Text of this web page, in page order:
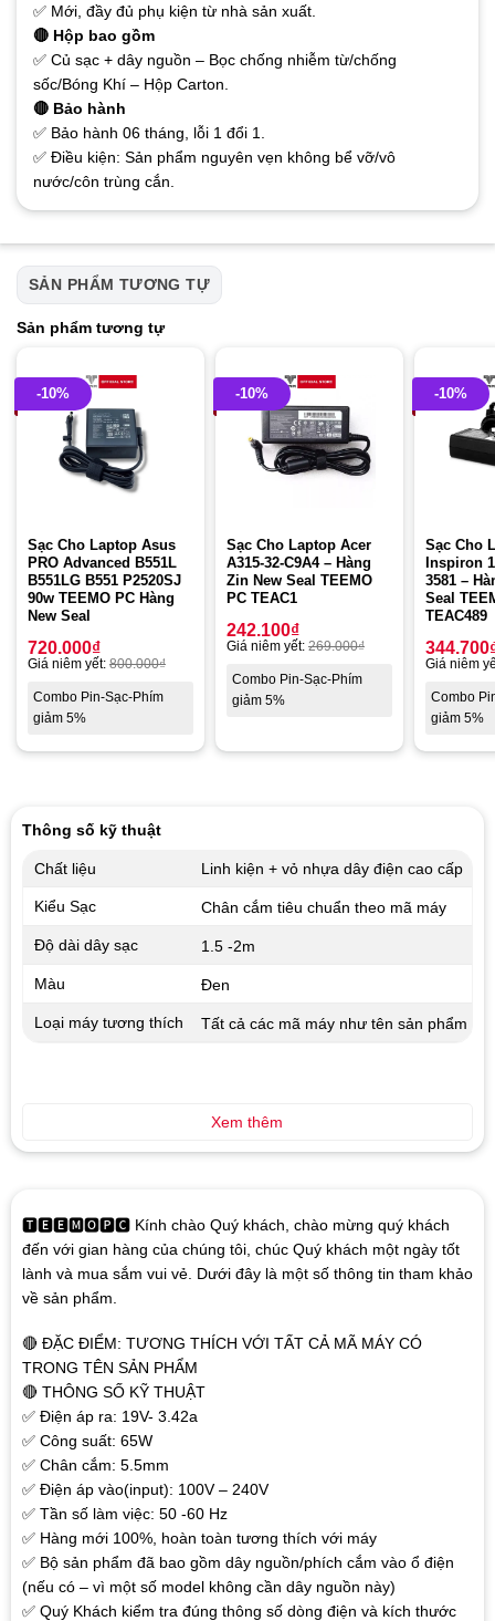
✅ Mới, đầy đủ phụ kiện từ nhà sản xuất.
🔴 Hộp bao gồm
✅ Củ sạc + dây nguồn – Bọc chống nhiễm từ/chống
sốc/Bóng Khí – Hộp Carton.
🔴 Bảo hành
✅ Bảo hành 06 tháng, lỗi 1 đổi 1.
✅ Điều kiện: Sản phẩm nguyên vẹn không bể vỡ/vô
nước/côn trùng cắn.
SẢN PHẨM TƯƠNG TỰ
Sản phẩm tương tự
-10%
Sạc Cho Laptop Asus
PRO Advanced B551L
B551LG B551 P2520SJ
90w TEEMO PC Hàng
New Seal
720.000₫
Giá niêm yết: 800.000₫
Combo Pin-Sạc-Phím
giảm 5%
-10%
Sạc Cho Laptop Acer
A315-32-C9A4 – Hàng
Zin New Seal TEEMO
PC TEAC1
242.100₫
Giá niêm yết: 269.000₫
Combo Pin-Sạc-Phím
giảm 5%
-10%
Sạc Cho
Inspiron
3581 –
Seal
TEAC489
344.700
Giá niêm
Combo
giảm 5%
🆃🅴🅴🅼🅾🅿🅲 Kính chào Quý khách, chào mừng quý khách
đến với gian hàng của chúng tôi, chúc Quý khách một ngày tốt
lành và mua sắm vui vẻ. Dưới đây là một số thông tin tham khảo
về sản phẩm.
🔴 ĐẶC ĐIỂM: TƯƠNG THÍCH VỚI TẤT CẢ MÃ MÁY CÓ
TRONG TÊN SẢN PHẨM
🔴 THÔNG SỐ KỸ THUẬT
✅ Điện áp ra: 19V- 3.42a
✅ Công suất: 65W
✅ Chân cắm: 5.5mm
✅ Điện áp vào(input): 100V – 240V
✅ Tần số làm việc: 50 -60 Hz
✅ Hàng mới 100%, hoàn toàn tương thích với máy
✅ Bộ sản phẩm đã bao gồm dây nguồn/phích cắm vào ổ điện
(nếu có – vì một số model không cần dây nguồn này)
✅ Quý Khách kiểm tra đúng thông số dòng điện và kích thước
Thông số kỹ thuật
Chất liệu Linh kiện + vỏ nhựa dây điện cao cấp
Kiểu Sạc Chân cắm tiêu chuẩn theo mã máy
Độ dài dây sạc 1.5 -2m
Màu Đen
Loại máy tương thích Tất cả các mã máy như tên sản phẩm
Xem thêm